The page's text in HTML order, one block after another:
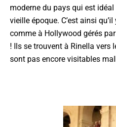
moderne du pays qui est
vieille époque. C’est ainsi
comme à Hollywood gérés
! Ils se trouvent à Rinella vers
sont pas encore visitables